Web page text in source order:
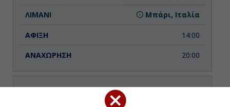
Μπάρι, Ιταλία
14:00
20:00